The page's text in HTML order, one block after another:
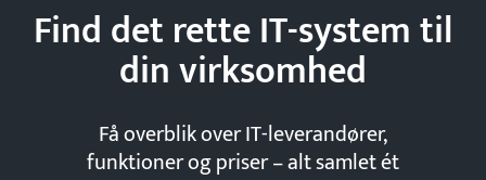
Find det rette IT-system til
dinvirksomhed
Få overblik over IT-leverandører,
funktioner og priser – alt samlet ét